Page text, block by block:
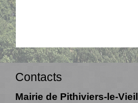
Contacts
Mairie de Pithiviers-le-Vieil